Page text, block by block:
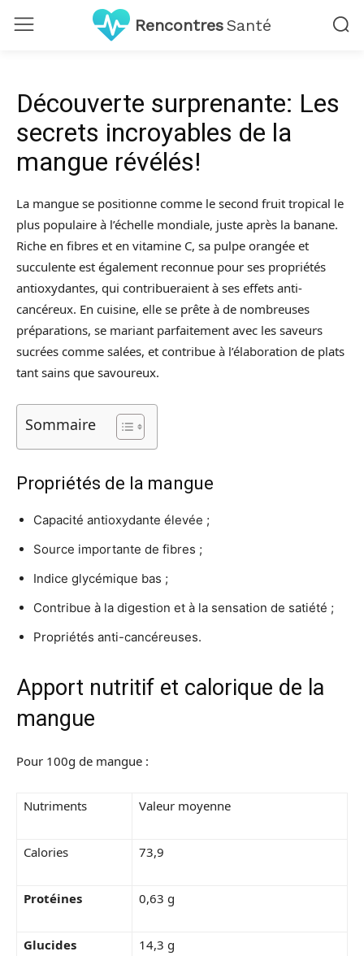
RencontresSanté
Découverte surprenante: Les
secrets incroyables de la
mangue révélés!
La mangue se positionne comme le second fruit tropical le
plus populaire à l’échelle mondiale, juste après la banane.
Riche en fibres et en vitamine C, sa pulpe orangée et
succulente est également reconnue pour ses propriétés
antioxydantes, qui contribueraient à ses effets anti-
cancéreux. En cuisine, elle se prête à de nombreuses
préparations, se mariant parfaitement avec les saveurs
sucrées comme salées, et contribue à l’élaboration de plats
tant sains que savoureux.
Sommaire
Propriétés de la mangue
Capacité antioxydante élevée ;
Source importante de fibres ;
Indice glycémique bas ;
Contribue à la digestion et à la sensation de satiété ;
Propriétés anti-cancéreuses.
Apport nutritif et calorique de la
mangue
Pour 100g de mangue :
Nutriments Valeur moyenne
Calories 73,9
Protéines 0,63 g
Glucides 14,3 g